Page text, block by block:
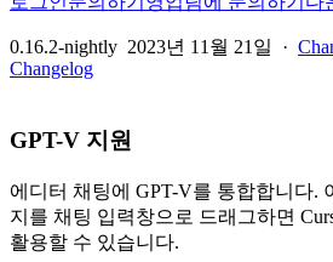
0.16.2-nightly 2023년 11월 21일 ·
Changelog
GPT-V 지원
에디터 채팅에 GPT-V를 통합합니다.
지를 채팅 입력창으로 드래그하면
활용할 수 있습니다.